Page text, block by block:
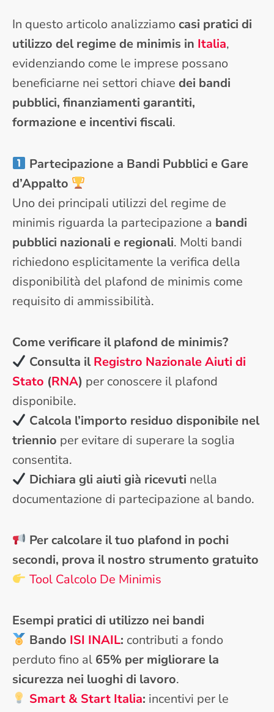
In questo articolo analizziamocasi pratici di
utilizzo del regime de minimis in Italia,
evidenziando come le imprese possano
beneficiarne nei settori chiave dei bandi
pubblici, finanziamenti garantiti,
formazione e incentivi fiscali.
Partecipazione a Bandi Pubblici e Gare
d’Appalto
Uno dei principali utilizzi del regime de
minimis riguarda la partecipazione a bandi
pubblici nazionali e regionali. Molti bandi
richiedono esplicitamente la verifica della
disponibilità del plafond de minimis come
requisito di ammissibilità.
Come verificare il plafond de minimis?
Consulta ilRegistro Nazionale Aiuti di
Stato (RNA) per conoscere il plafond
disponibile.
Calcola l’importo residuo disponibile nel
triennio per evitare di superare la soglia
consentita.
Dichiara gli aiuti già ricevuti nella
documentazione di partecipazione al bando.
Per calcolare il tuo plafond in pochi
secondi, prova il nostro strumento gratuito
Tool Calcolo De Minimis
Esempi pratici di utilizzo nei bandi
Bando ISI INAIL: contributi a fondo
perduto fino al 65% per migliorare la
sicurezza nei luoghi di lavoro.
Smart & Start Italia: incentivi per le